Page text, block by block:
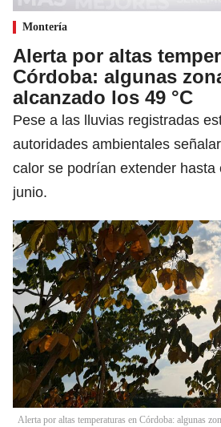
Montería
Alerta por altas
Córdoba: algunas
alcanzado los 49 °C
Pese a las lluvias registradas
autoridades ambientales
calor se podrían extender hasta
junio.
Alerta por altas temperaturas en Córdoba: algunas